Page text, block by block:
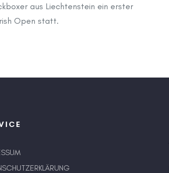
aus Liechtenstein ein erster
Open statt.